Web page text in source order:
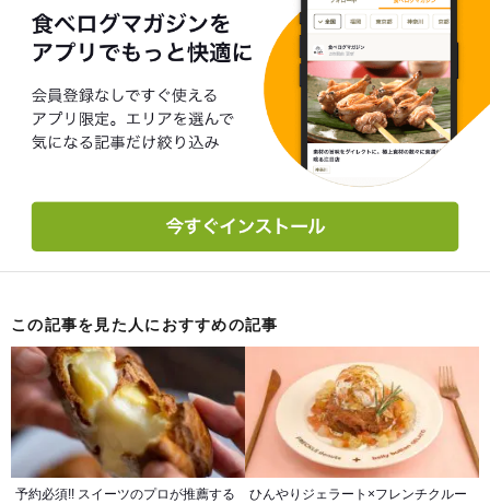
この記事を見た人におすすめの記事
予約必須!! スイーツのプロが推薦する
ひんやりジェラート×フレンチクルー